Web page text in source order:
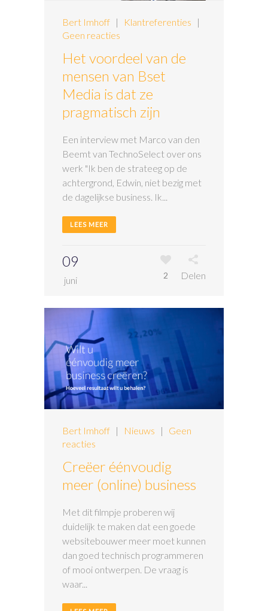
Bert Imhoff | Klantreferenties |
Geen reacties
Het voordeel van de
mensen van Bset
Media is dat ze
pragmatisch zijn
Een interview met Marco van den
Beemt van TechnoSelect over ons
werk "Ik ben de strateeg op de
achtergrond, Edwin, niet bezig met
de dagelijkse business. Ik...
LEES MEER
09
juni 2 Delen
Bert Imhoff | Nieuws | Geen
reacties
Creëer éénvoudig
meer (online) business
Met dit filmpje proberen wij
duidelijk te maken dat een goede
websitebouwer meer moet kunnen
dan goed technisch programmeren
of mooi ontwerpen. De vraag is
waar...